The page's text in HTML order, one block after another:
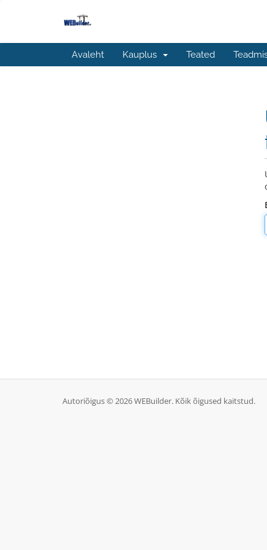
Avaleht Kauplus Teated
Autoriõigus © 2026 WEBuilder. Kõik õigused kaitstud.